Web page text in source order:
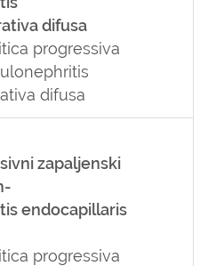
difusa
progressiva
difusa
zapaljenski
endocapillaris
progressiva